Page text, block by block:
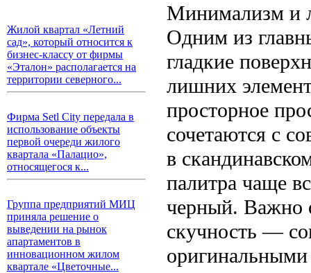
Жилой квартал «Летний
сад», который относится к
бизнес-классу от фирмы
«Эталон» располагается на
территории северного...
Фирма Setl City передала в
использование объекты
первой очереди жилого
квартала «Палацио»,
относящегося к...
Группа предприятий МИЦ
приняла решение о
выведении на рынок
апартаментов в
инновационном жилом
квартале «Цветочные...
Минимализм и
Одним из
гладкие
лишних
просторное
сочетаются с
в
палитра чаще
черный. Важно
скучность —